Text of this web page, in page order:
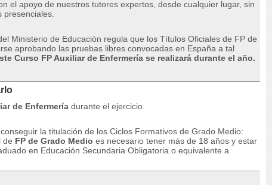
el apoyo de nuestros tutores expertos, desde cualquier lugar, sin
presenciales.
Ministerio de Educación regula que los Títulos Oficiales de FP de
aprobando las pruebas libres convocadas en España a tal
Curso FP Auxiliar de Enfermería se realizará durante el año.
de Enfermería durante el ejercicio.
la titulación de los Ciclos Formativos de Grado Medio:
de FP de Grado Medio es necesario tener más de 18 años y estar
en Educación Secundaria Obligatoria o equivalente a